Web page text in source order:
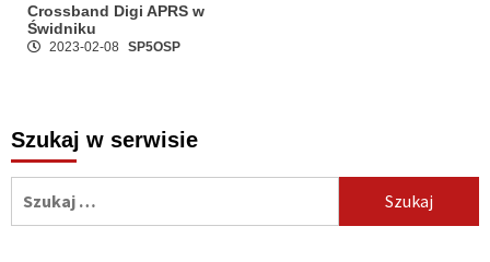
Crossband Digi APRS w
Świdniku
2023-02-08 SP5OSP
Szukaj w serwisie